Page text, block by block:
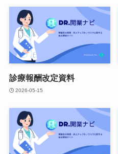
診療報酬改定資料
2026-05-15